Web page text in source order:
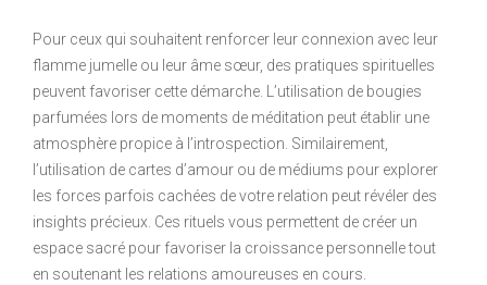
Pour ceux qui souhaitent renforcer leur connexion avec leur
flamme jumelle ou leur âme sœur, des pratiques spirituelles
peuvent favoriser cette démarche. L’utilisation de bougies
parfumées lors de moments de méditation peut établir une
atmosphère propice à l’introspection. Similairement,
l’utilisation de cartes d’amour ou de médiums pour explorer
les forces parfois cachées de votre relation peut révéler des
insights précieux. Ces rituels vous permettent de créer un
espace sacré pour favoriser la croissance personnelle tout
en soutenant les relations amoureuses en cours.